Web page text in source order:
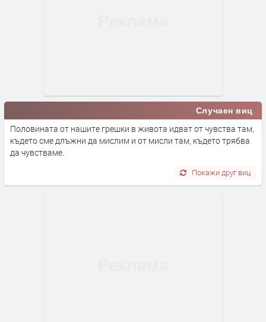
Случаен виц
Половината от нашите грешки в живота идват от чувства там,
където сме длъжни да мислим и от мисли там, където трябва
да чувстваме.
Покажи друг виц